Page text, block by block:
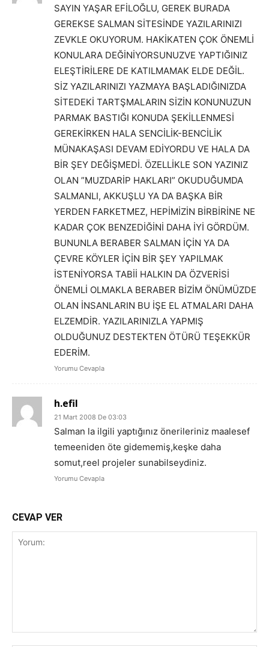
SAYIN YAŞAR EFİLOĞLU, GEREK BURADA
GEREKSE SALMAN SİTESİNDE YAZILARINIZI
ZEVKLE OKUYORUM. HAKİKATEN ÇOK ÖNEMLİ
KONULARA DEĞİNİYORSUNUZVE YAPTIĞINIZ
ELEŞTİRİLERE DE KATILMAMAK ELDE DEĞİL.
SİZ YAZILARINIZI YAZMAYA BAŞLADIĞINIZDA
SİTEDEKİ TARTŞMALARIN SİZİN KONUNUZUN
PARMAK BASTIĞI KONUDA ŞEKİLLENMESİ
GEREKİRKEN HALA SENCİLİK-BENCİLİK
MÜNAKAŞASI DEVAM EDİYORDU VE HALA DA
BİR ŞEY DEĞİŞMEDİ. ÖZELLİKLE SON YAZINIZ
OLAN ”MUZDARİP HAKLARI” OKUDUĞUMDA
SALMANLI, AKKUŞLU YA DA BAŞKA BİR
YERDEN FARKETMEZ, HEPİMİZİN BİRBİRİNE NE
KADAR ÇOK BENZEDİĞİNİ DAHA İYİ GÖRDÜM.
BUNUNLA BERABER SALMAN İÇİN YA DA
ÇEVRE KÖYLER İÇİN BİR ŞEY YAPILMAK
İSTENİYORSA TABİİ HALKIN DA ÖZVERİSİ
ÖNEMLİ OLMAKLA BERABER BİZİM ÖNÜMÜZDE
OLAN İNSANLARIN BU İŞE EL ATMALARI DAHA
ELZEMDİR. YAZILARINIZLA YAPMIŞ
OLDUĞUNUZ DESTEKTEN ÖTÜRÜ TEŞEKKÜR
EDERİM.
Yorumu Cevapla
h.efil
21 Mart 2008 De 03:03
Salman la ilgili yaptığınız önerileriniz maalesef
temeeniden öte gidememiş,keşke daha
somut,reel projeler sunabilseydiniz.
Yorumu Cevapla
CEVAP VER